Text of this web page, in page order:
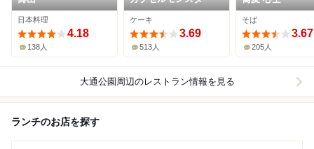
日本料理
4.18
138人
ケーキ
3.69
513人
そば
3.67
205人
大通公園周辺のレストラン情報を見る
ランチのお店を探す